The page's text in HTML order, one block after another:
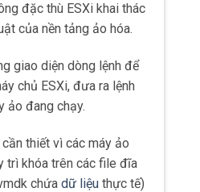
đặc thù ESXi khai thác
của nền tảng ảo hóa.
giao diện dòng lệnh để
chủ ESXi, đưa ra lệnh
ảo đang chạy.
thiết vì các máy ảo
trì khóa trên các file đĩa
chứa dữ liệu thực tế)